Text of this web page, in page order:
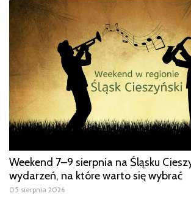
Weekend 7–9 sierpnia na Śląsku
wydarzeń, na które warto się wybrać
05 sierpnia 2026